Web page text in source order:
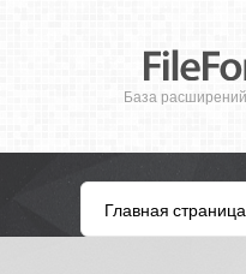
База